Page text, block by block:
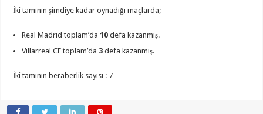
İki tamının şimdiye kadar oynadığı maçlarda;
Real Madrid toplam’da10 defa kazanmış.
Villarreal CF toplam’da3 defa kazanmış.
İki tamının beraberlik sayısı : 7